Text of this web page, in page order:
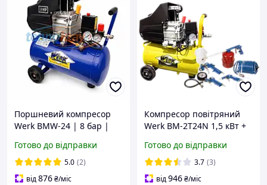
Поршневий компресор
Werk BMW-24 | 8 бар |
рес-р 24 л | Гарантія 12
міс
Готово до відправки
5.0 (2)
від876₴/міс
Компресор повітряний
Werk BM-2Т24N 1,5 кВт +
пневмоінструментів
Повітряний компресор
Готово до відправки
3.7 (3)
від946₴/міс